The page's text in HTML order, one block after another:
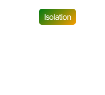
Isolation